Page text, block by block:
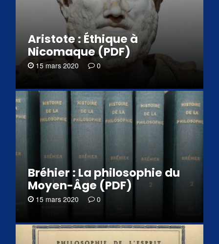
Aristote : Éthique à
Nicomaque (PDF)
15 mars 2020 0
Bréhier : La philosophie du
Moyen-Âge (PDF)
15 mars 2020 0